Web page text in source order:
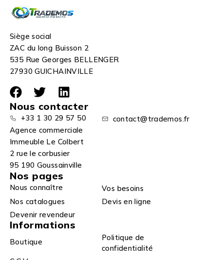
Siège social
ZAC du long Buisson 2
535 Rue Georges BELLENGER
27930 GUICHAINVILLE
Nous contacter
+33 1 30 29 57 50
contact@trademos.fr
Agence commerciale
Immeuble Le Colbert
2 rue le corbusier
95 190 Goussainville
Nos pages
Nous connaître
Vos besoins
Nos catalogues
Devis en ligne
Devenir revendeur
Informations
Boutique
Politique de
confidentialité